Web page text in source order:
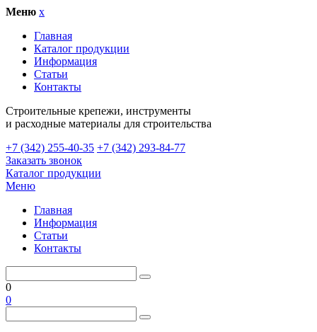
Меню x
Главная
Каталог продукции
Информация
Статьи
Контакты
Cтроительные крепежи, инструменты
и расходные материалы для строительства
+7 (342) 255-40-35 +7 (342) 293-84-77
Заказать звонок
Каталог продукции
Меню
Главная
Информация
Статьи
Контакты
0
0